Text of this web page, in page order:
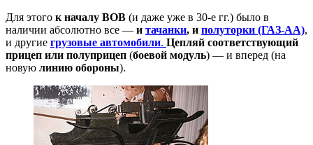
Для этого к началу ВОВ (и даже уже в 30-е гг.) было в
наличии абсолютно все — и тачанки, и полуторки (ГАЗ-АА),
и другие грузовые автомобили. Цепляй соответствующий
прицеп или полуприцеп (боевой модуль) — и вперед (на
новую линию обороны).